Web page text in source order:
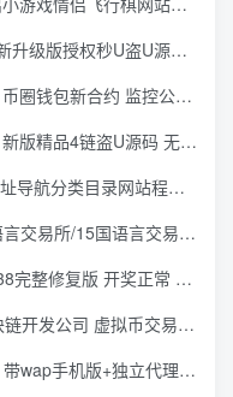
秒U盗U源码/四链盗U源码/自带提币接口
链转账地址 尾数模拟转账数据生成 0 U攻击带安装说明
码 无限开代理模式 后台 代理数据可看 包含搭建教程
航分类目录网站程序源码
易/期权交易/币币交易/申购/矿机/风控/前端wap/pc纯源码/带搭建教程
修复版 开奖正常 带手机wap
币交易系统 虚拟币交易平台开发 虚拟币ico众
版+独立代理后台+整站打包全开源